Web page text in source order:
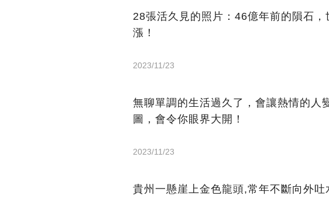
28張活久見的照片：46億年前的隕石
漲！
2023/11/23
無聊單調的生活過久了，會讓熱情的人
圖，會令你眼界大開！
2023/11/23
貴州一懸崖上金色龍頭,常年不斷向外